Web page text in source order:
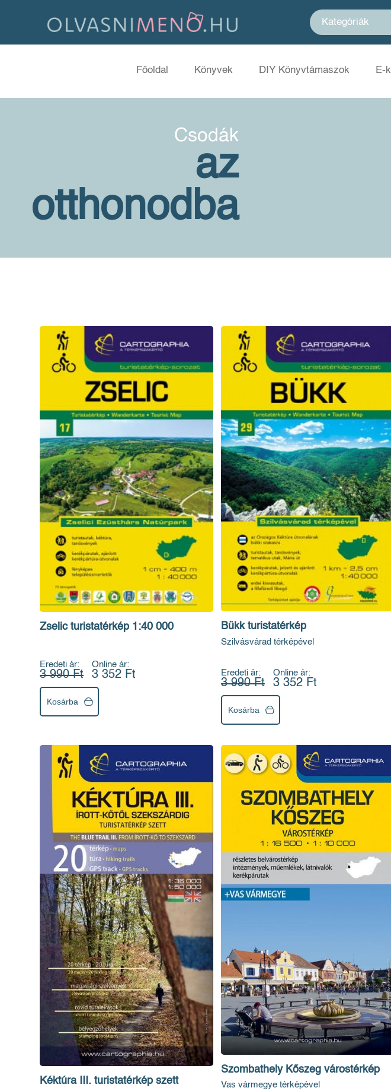
Kategóriák
Főoldal Könyvek DIY Könyvtámaszok E-
Csodák
az
otthonodba
Zselic turistatérkép 1:40 000
Eredeti ár:
3 990 Ft
Online ár:
3 352 Ft
Kosárba
Bükk turistatérkép
Szilvásvárad térképével
Eredeti ár:
3 990 Ft
Online ár:
3 352 Ft
Kosárba
Kéktúra III. turistatérkép szett
Szombathely Kőszeg várostérkép
Vas vármegye térképével